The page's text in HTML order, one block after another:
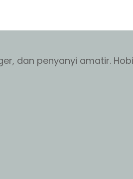
dan penyanyi amatir.